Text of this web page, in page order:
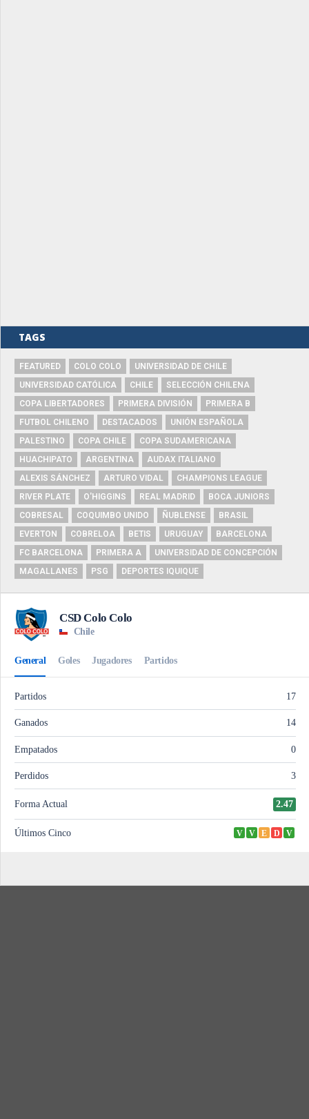
TAGS
FEATURED COLO COLO
UNIVERSIDAD DE CHILE
UNIVERSIDAD CATÓLICA
CHILE
SELECCIÓN CHILENA
COPA LIBERTADORES
PRIMERA DIVISIÓN
PRIMERA B
FUTBOL CHILENO
DESTACADOS
UNIÓN ESPAÑOLA
PALESTINO
COPA CHILE
COPA SUDAMERICANA
HUACHIPATO
ARGENTINA
AUDAX ITALIANO
ALEXIS SÁNCHEZ
ARTURO VIDAL
CHAMPIONS LEAGUE
RIVER PLATE
O'HIGGINS REAL MADRID
BOCA JUNIORS
COBRESAL
COQUIMBO UNIDO ÑUBLENSE
BRASIL
EVERTON
COBRELOA BETIS URUGUAY
BARCELONA
FC BARCELONA
PRIMERA A
UNIVERSIDAD DE CONCEPCIÓN
MAGALLANES
PSG DEPORTES IQUIQUE